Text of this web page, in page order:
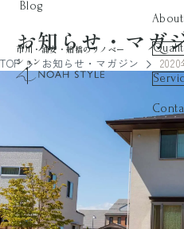
市川・浦安・船橋のリノベー
ション
noah style
About
Blog
お知らせ・マガ
TOP お知らせ・マガジン 2020